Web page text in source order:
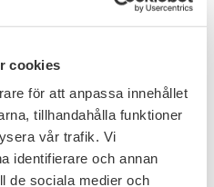
cookies
för att anpassa innehållet
tillhandahålla funktioner
vår trafik. Vi
identifierare och annan
de sociala medier och